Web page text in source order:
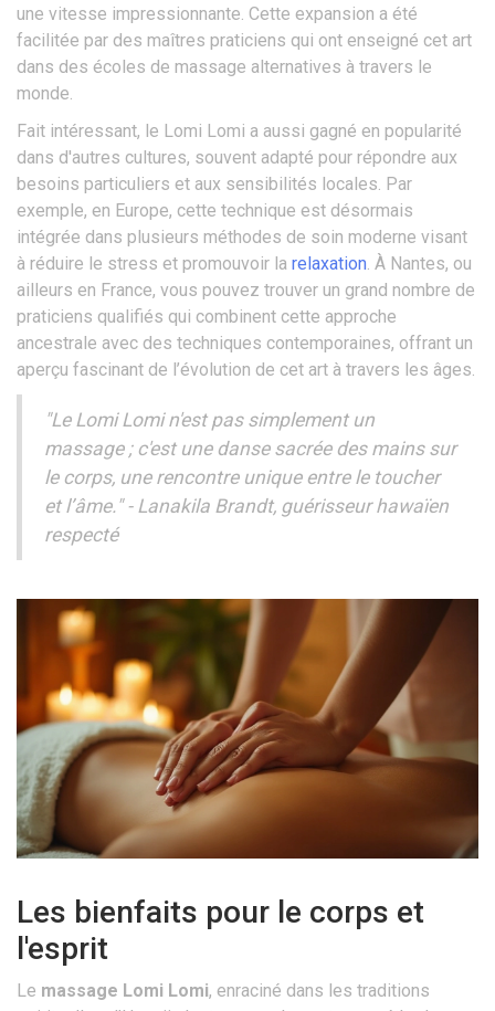
une vitesse impressionnante. Cette expansion a été
facilitée par des maîtres praticiens qui ont enseigné cet art
dans des écoles de massage alternatives à travers le
monde.
Fait intéressant, le Lomi Lomi a aussi gagné en popularité
dans d'autres cultures, souvent adapté pour répondre aux
besoins particuliers et aux sensibilités locales. Par
exemple, en Europe, cette technique est désormais
intégrée dans plusieurs méthodes de soin moderne visant
à réduire le stress et promouvoir la relaxation. À Nantes, ou
ailleurs en France, vous pouvez trouver un grand nombre de
praticiens qualifiés qui combinent cette approche
ancestrale avec des techniques contemporaines, offrant un
aperçu fascinant de l’évolution de cet art à travers les âges.
"Le Lomi Lomi n'est pas simplement un
massage ; c'est une danse sacrée des mains sur
le corps, une rencontre unique entre le toucher
et l’âme." - Lanakila Brandt, guérisseur hawaïen
respecté
Les bienfaits pour le corps et
l'esprit
Le massage Lomi Lomi, enraciné dans les traditions